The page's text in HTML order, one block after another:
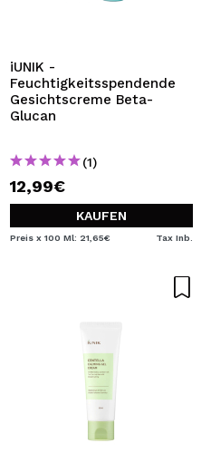
iUNIK -
Feuchtigkeitsspendende
Gesichtscreme Beta-
Glucan
(1)
12,99€
KAUFEN
Preis x 100 Ml: 21,65€ Tax Inb.